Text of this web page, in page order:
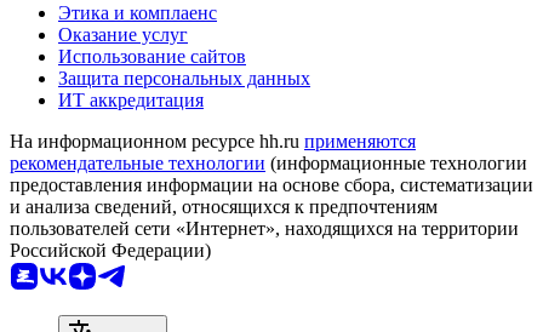
Этика и комплаенс
Оказание услуг
Использование сайтов
Защита персональных данных
ИТ аккредитация
На информационном ресурсе hh.ru применяются
рекомендательные технологии (информационные технологии
предоставления информации на основе сбора, систематизации
и анализа сведений, относящихся к предпочтениям
пользователей сети «Интернет», находящихся на территории
Российской Федерации)